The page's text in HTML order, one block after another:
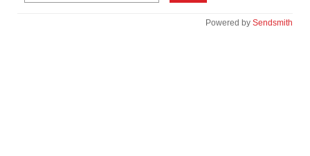
Powered by Sendsmith